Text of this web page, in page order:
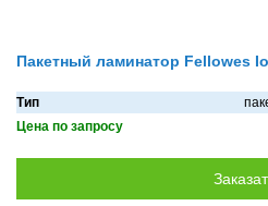
Пакетный ламинатор Fellowes
Тип
Цена по запросу